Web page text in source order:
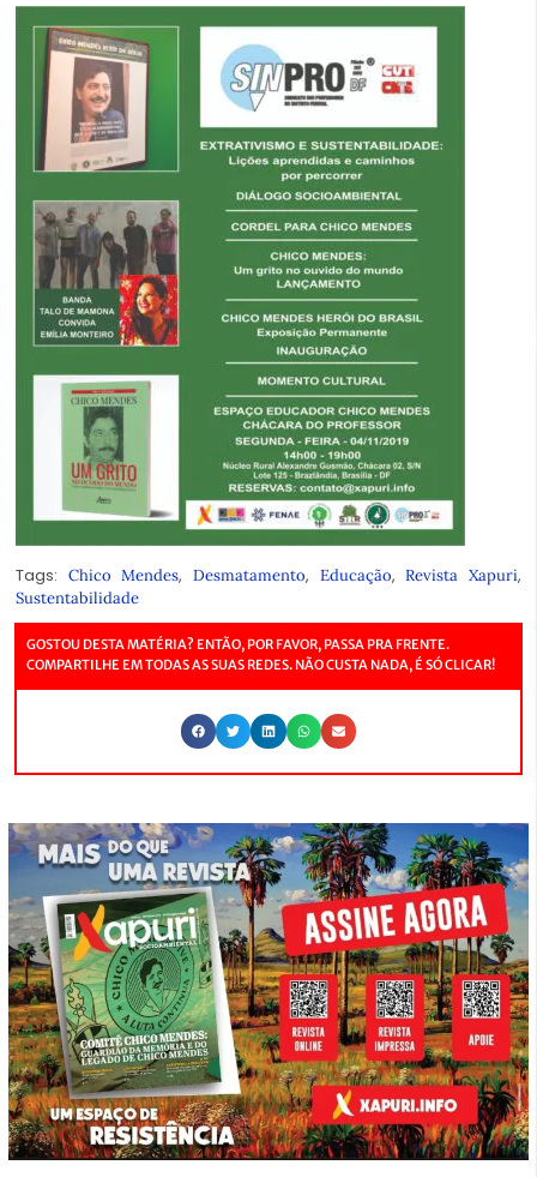
Tags: Chico Mendes,Desmatamento, Educação,Revista Xapuri,
Sustentabilidade
GOSTOU DESTA MATÉRIA? ENTÃO, POR FAVOR, PASSA PRA FRENTE.
COMPARTILHE EM TODAS AS SUAS REDES. NÃO CUSTA NADA, É SÓ CLICAR!